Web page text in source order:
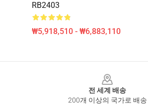
RB2403
₩5,918,510 - ₩6,883,110
전 세계 배송
200개 이상의 국가로 배송